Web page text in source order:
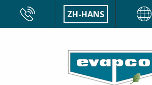
到
ZH-HANS